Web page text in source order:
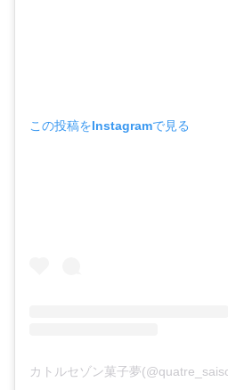
この投稿をInstagramで見る